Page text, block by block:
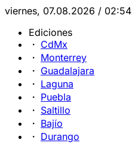
viernes, 07.08.2026 / 02:54
Ediciones
CdMx
Monterrey
Guadalajara
Laguna
Puebla
Saltillo
Bajío
Durango